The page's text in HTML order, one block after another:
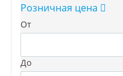
Розничная цена
От
До